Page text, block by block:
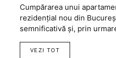
Cumpărarea unui
rezidențial nou din
semnificativă și, prin
VEZI TOT